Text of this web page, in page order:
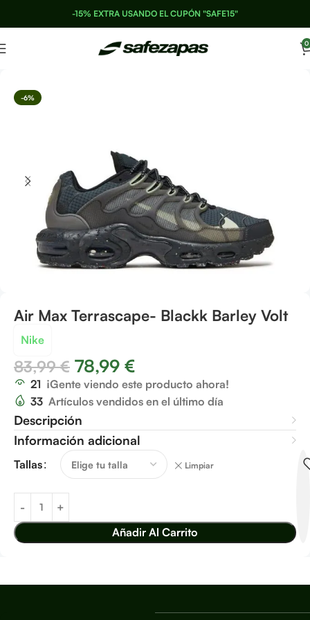
-15% EXTRA USANDO EL CUPÓN "SAFE15"
0
-6%
Air Max Terrascape- Blackk Barley Volt
Nike
83,99€ 78,99 €
21 ¡Gente viendo este producto ahora!
33 Artículos vendidos en el último día
Descripción
Información adicional
Tallas Limpiar
Añadir Al Carrito